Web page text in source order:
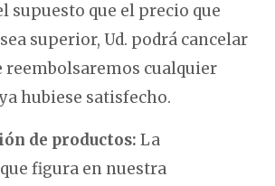
supuesto que el precio que
superior, Ud. podrá cancelar
reembolsaremos cualquier
hubiese satisfecho.
de productos: La
figura en nuestra